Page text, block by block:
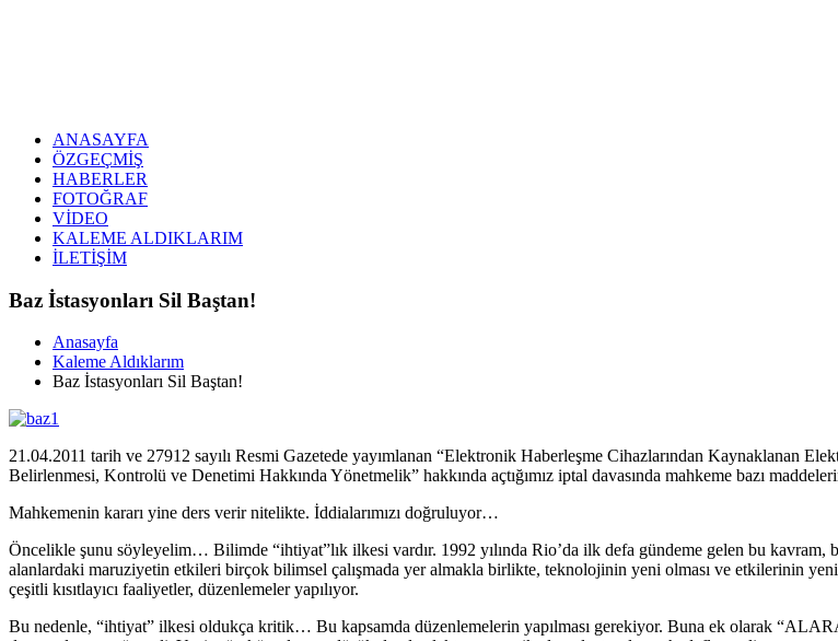
ANASAYFA
ÖZGEÇMİŞ
HABERLER
FOTOĞRAF
VİDEO
KALEME ALDIKLARIM
İLETİŞİM
Baz İstasyonları Sil Baştan!
Anasayfa
Kaleme Aldıklarım
Baz İstasyonları Sil Baştan!
21.04.2011 tarih ve 27912 sayılı Resmi Gazetede yayımlanan “Elektronik Haberleşme Cihazlarından Kaynaklanan
Belirlenmesi, Kontrolü ve Denetimi Hakkında Yönetmelik” hakkında açtığımız iptal davasında mahkeme bazı
Mahkemenin kararı yine ders verir nitelikte. İddialarımızı doğruluyor…
Öncelikle şunu söyleyelim… Bilimde “ihtiyat”lık ilkesi vardır. 1992 yılında Rio’da ilk defa gündeme gelen bu
alanlardaki maruziyetin etkileri birçok bilimsel çalışmada yer almakla birlikte, teknolojinin yeni olması ve etkilerinin
çeşitli kısıtlayıcı faaliyetler, düzenlemeler yapılıyor.
Bu nedenle, “ihtiyat” ilkesi oldukça kritik… Bu kapsamda düzenlemelerin yapılması gerekiyor. Buna ek olarak